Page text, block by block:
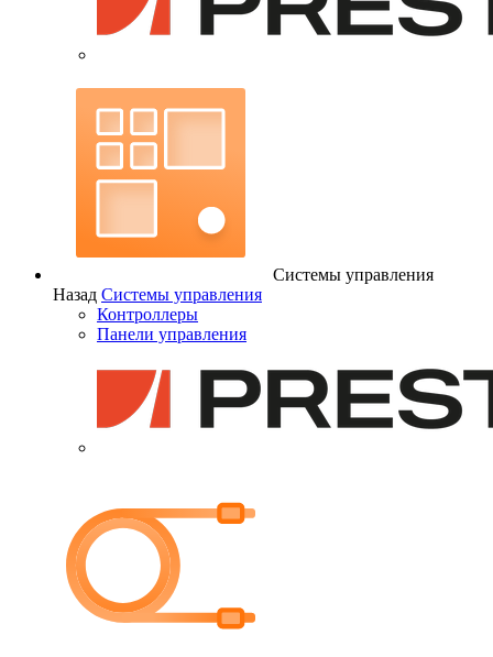
Системы управления
Назад Системы управления
Контроллеры
Панели управления